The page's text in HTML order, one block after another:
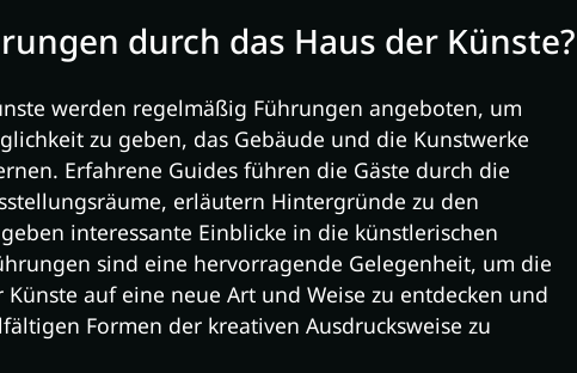
durch das Haus der Künste?
werden regelmäßig Führungen angeboten, um
zu geben, das Gebäude und die Kunstwerke
Erfahrene Guides führen die Gäste durch die
erläutern Hintergründe zu den
interessante Einblicke in die künstlerischen
sind eine hervorragende Gelegenheit, um die
Künste auf eine neue Art und Weise zu entdecken und
Formen der kreativen Ausdrucksweise zu